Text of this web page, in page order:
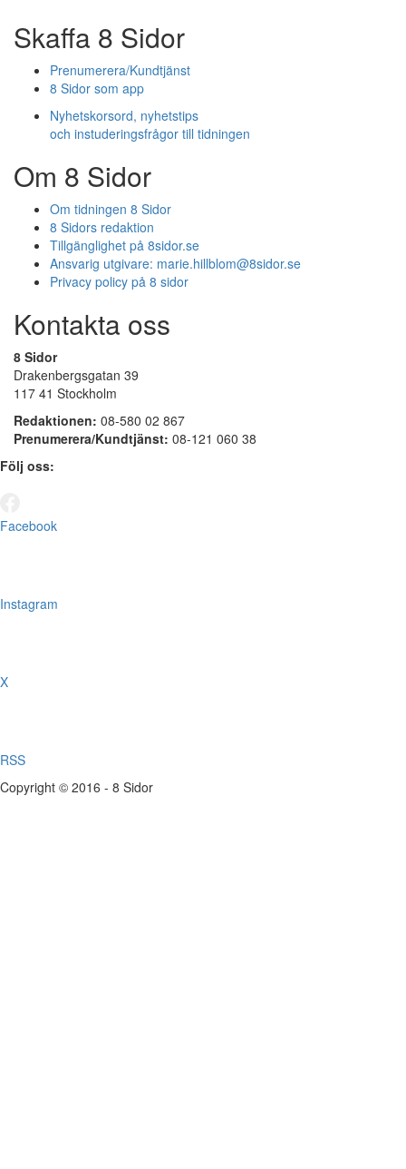
Skaffa 8 Sidor
Prenumerera/Kundtjänst
8 Sidor som app
Nyhetskorsord, nyhetstips
och instuderingsfrågor till tidningen
Om 8 Sidor
Om tidningen 8 Sidor
8 Sidors redaktion
Tillgänglighet på 8sidor.se
Ansvarig utgivare: marie.hillblom@8sidor.se
Privacy policy på 8 sidor
Kontakta oss
8 Sidor
Drakenbergsgatan 39
117 41 Stockholm
Redaktionen: 08-580 02 867
Prenumerera/Kundtjänst: 08-121 060 38
Följ oss:
Facebook
Instagram
X
RSS
Copyright © 2016 - 8 Sidor